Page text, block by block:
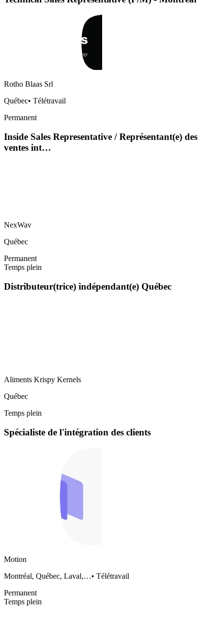
Rotho Blaas Srl
Québec• Télétravail
Permanent
Inside Sales Representative / Représentant(e) des
ventes int…
NexWav
Québec
Permanent
Temps plein
Distributeur(trice) indépendant(e) Québec
Aliments Krispy Kernels
Québec
Temps plein
Spécialiste de l'intégration des clients
Motion
Montréal, Québec, Laval,…• Télétravail
Permanent
Temps plein